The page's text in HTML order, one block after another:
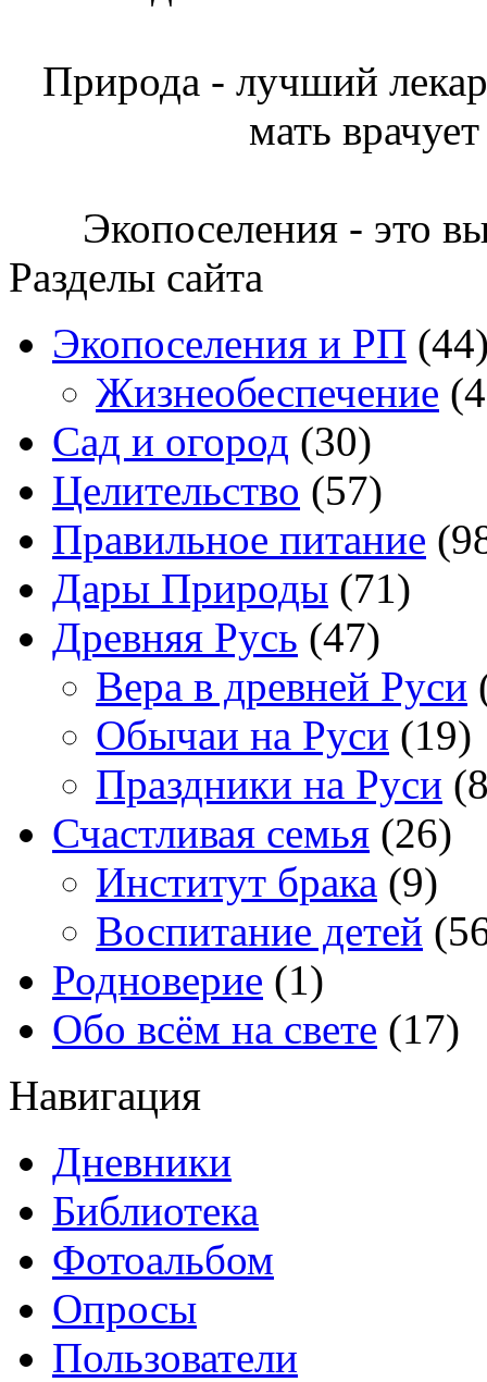
Природа - лучший
мать
Экопоселения - это
Разделы сайта
Экопоселения и РП
Жизнеобеспечение
Сад и огород (30)
Целительство (57)
Правильное питание
Дары Природы (71)
Древняя Русь (47)
Вера в древней Руси
Обычаи на Руси (19)
Праздники на Руси
Счастливая семья (26)
Институт брака (9)
Воспитание детей
Родноверие (1)
Обо всём на свете (17)
Навигация
Дневники
Библиотека
Фотоальбом
Опросы
Пользователи